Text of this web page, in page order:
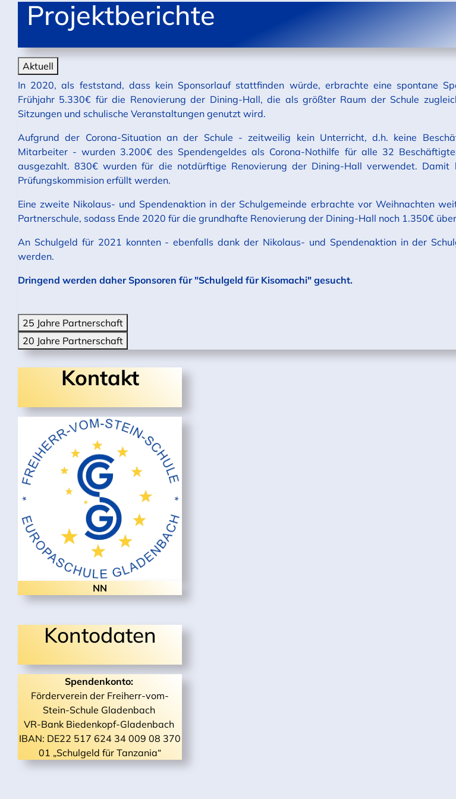
Projektberichte
Aktuell
In 2020, als feststand, dass kein Sponsorlauf stattfinden würde, erbrachte eine spontane
Frühjahr 5.330€ für die Renovierung der Dining-Hall, die als größter Raum der Schule
Sitzungen und schulische Veranstaltungen genutzt wird.
Aufgrund der Corona-Situation an der Schule - zeitweilig kein Unterricht, d.h. keine
Mitarbeiter - wurden 3.200€ des Spendengeldes als Corona-Nothilfe für alle 32
ausgezahlt. 830€ wurden für die notdürftige Renovierung der Dining-Hall verwendet. Damit
Prüfungskommision erfüllt werden.
Eine zweite Nikolaus- und Spendenaktion in der Schulgemeinde erbrachte vor Weihnachten
Partnerschule, sodass Ende 2020 für die grundhafte Renovierung der Dining-Hall noch 1.350€
An Schulgeld für 2021 konnten - ebenfalls dank der Nikolaus- und Spendenaktion in der
werden.
Dringend werden daher Sponsoren für "Schulgeld für Kisomachi" gesucht.
25 Jahre Partnerschaft
20 Jahre Partnerschaft
Kontakt
NN
Kontodaten
Spendenkonto:
Förderverein der Freiherr-vom-
Stein-Schule Gladenbach
VR-Bank Biedenkopf-Gladenbach
IBAN: DE22 517 624 34 009 08 370
01 „Schulgeld für Tanzania“